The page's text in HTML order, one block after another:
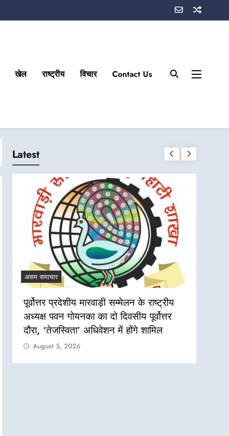
खेल राष्ट्रीय विचार Contact Us
Latest
असम समाचार
पूर्वोत्तर प्रदेशीय मारवाड़ी सम्मेलन के राष्ट्रीय
अध्यक्ष पवन गोयनका का दो दिवसीय पूर्वोत्तर
दौरा, ‘तेजस्विता’ अधिवेशन में होंगे शामिल
August 5, 2026